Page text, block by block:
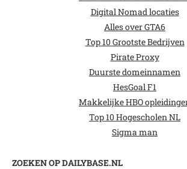
Digital Nomad locaties
Alles over GTA6
Top 10 Grootste Bedrijven
Pirate Proxy
Duurste domeinnamen
HesGoal F1
Makkelijke HBO
Top 10 Hogescholen NL
Sigma man
ZOEKEN OP DAILYBASE.NL